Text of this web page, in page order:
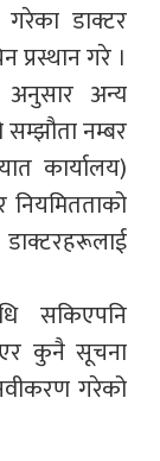
गरेका डाक्टर
प्रस्थान गरे ।
अनुसार अन्य
नम्बर
कार्यालय)
नियमितताको
सकिएपनि
कुनै सूचना
गरेको